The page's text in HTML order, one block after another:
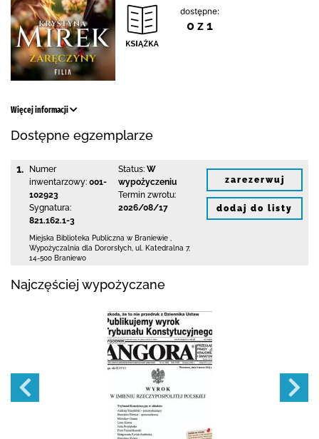
dostępne:
0 z 1
Więcej informacji
Dostępne egzemplarze
1.
Numer
inwentarzowy: 001-
102923
Sygnatura:
821.162.1-3
Status: W
wypożyczeniu
Termin zwrotu:
2026/08/17
Miejska Biblioteka Publiczna w Braniewie
Wypożyczalnia dla Dororsłych, ul. Katedralna 7,
14-500 Braniewo
zarezerwuj
dodaj do listy
Najczęściej wypożyczane